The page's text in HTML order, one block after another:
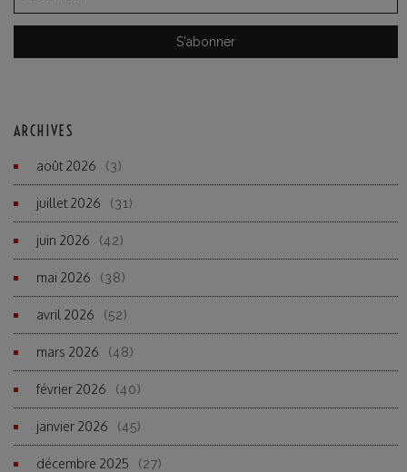
ARCHIVES
août 2026 (3)
juillet 2026 (31)
juin 2026 (42)
mai 2026 (38)
avril 2026 (52)
mars 2026 (48)
février 2026 (40)
janvier 2026 (45)
décembre 2025 (27)